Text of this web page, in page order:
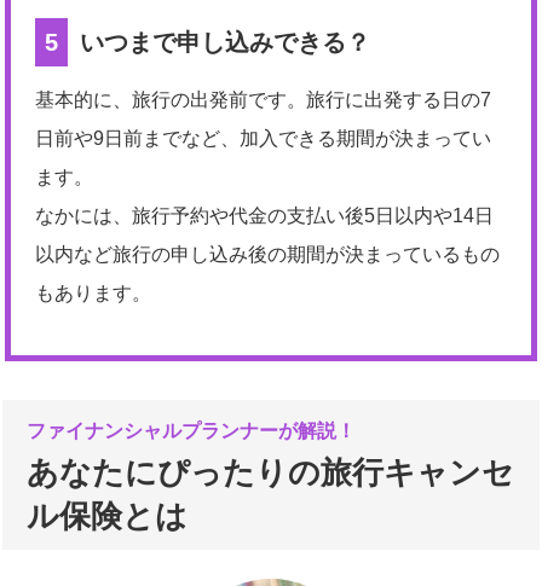
5 いつまで申し込みできる？
基本的に、旅行の出発前です。旅行に出発する日の7
日前や9日前までなど、加入できる期間が決まってい
ます。
なかには、旅行予約や代金の支払い後5日以内や14日
以内など旅行の申し込み後の期間が決まっているもの
もあります。
ファイナンシャルプランナーが解説！
あなたにぴったりの旅行キャンセ
ル保険とは